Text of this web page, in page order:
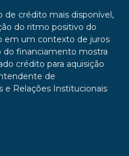
de crédito mais disponível,
do ritmo positivo do
em um contexto de juros
do financiamento mostra
crédito para aquisição
de
e Relações Institucionais